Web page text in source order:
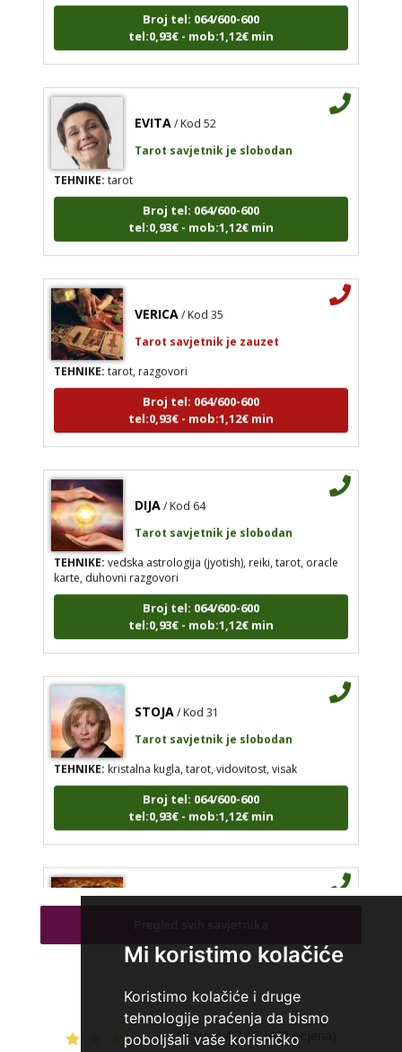
Mi koristimo kolačiće
Koristimo kolačiće i druge
tehnologije praćenja da bismo
poboljšali vaše korisničko
Broj tel: 064/600-600
tel:0,93€ - mob:1,12€ min
EVITA / Kod 52
Tarot savjetnik je slobodan
TEHNIKE:tarot
Broj tel: 064/600-600
tel:0,93€ - mob:1,12€ min
VERICA / Kod 35
Tarot savjetnik je zauzet
TEHNIKE:tarot, razgovori
Broj tel: 064/600-600
tel:0,93€ - mob:1,12€ min
DIJA / Kod 64
Tarot savjetnik je slobodan
TEHNIKE:vedska astrologija (jyotish), reiki, tarot, oracle
karte, duhovni razgovori
Broj tel: 064/600-600
tel:0,93€ - mob:1,12€ min
STOJA / Kod 31
Tarot savjetnik je slobodan
TEHNIKE:kristalna kugla, tarot, vidovitost, visak
Broj tel: 064/600-600
tel:0,93€ - mob:1,12€ min
AZRA/ Kod 02
visak, tarot, vidovitost, ljubavna predviđanja
tel:0,93€ - mob:1,12€ min
Ocjena: 4.7 / 5 (482 ocjena)